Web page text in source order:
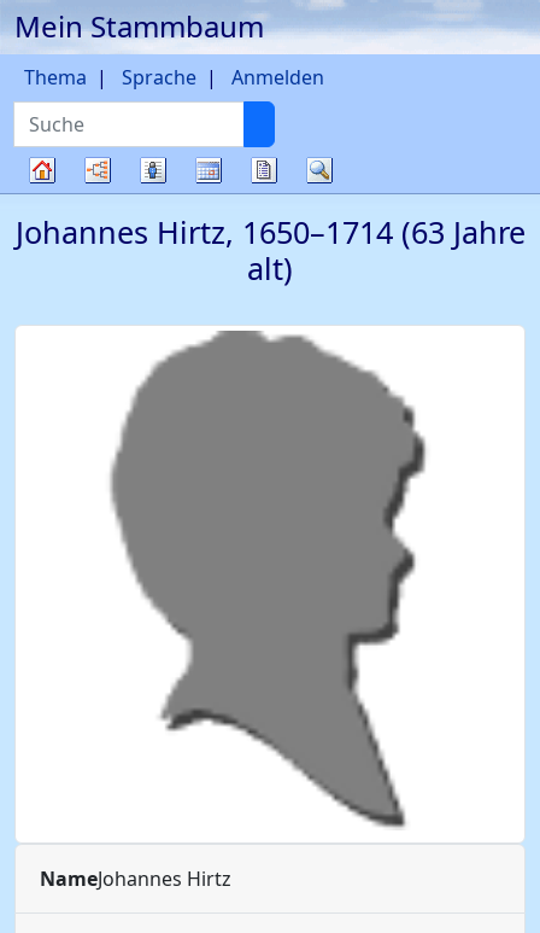
Weiter zu Hauptseite
Mein Stammbaum
Suche
Thema Sprache Anmelden
Diagramme
Listen KalenderBerichte
Johannes Hirtz, 1650–1714(63 Jahre
alt)
NameJohannes Hirtz